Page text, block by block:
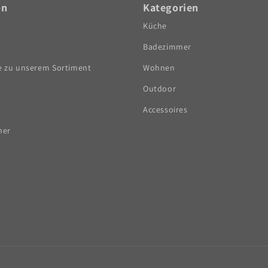
zu unserem Sortiment
Kategorien
Küche
Badezimmer
Wohnen
Outdoor
Accessoires